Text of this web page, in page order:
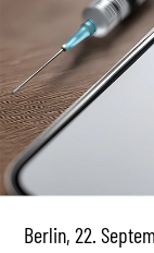
Berlin, 22.